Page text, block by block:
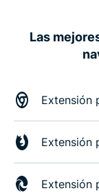
Las
Extensión
Extensión
Extensión